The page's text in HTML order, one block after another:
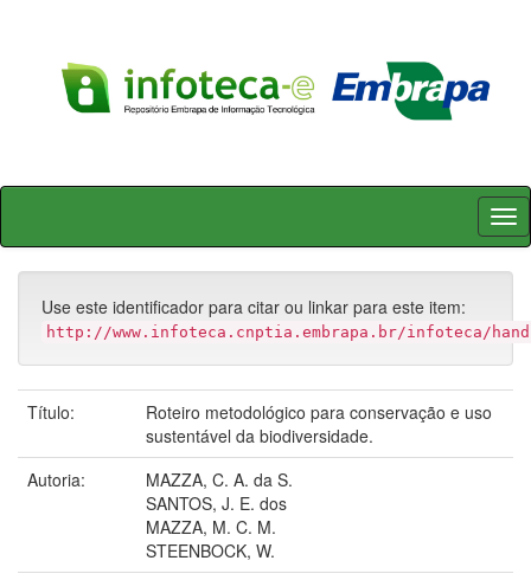
Skip
Use este identificador para citar ou linkar para este item:
http://www.infoteca.cnptia.embrapa.br/infoteca/
Título:
Roteiro metodológico para conservação e uso
sustentável da biodiversidade.
Autoria:
MAZZA, C. A. da S.
SANTOS, J. E. dos
MAZZA, M. C. M.
STEENBOCK, W.